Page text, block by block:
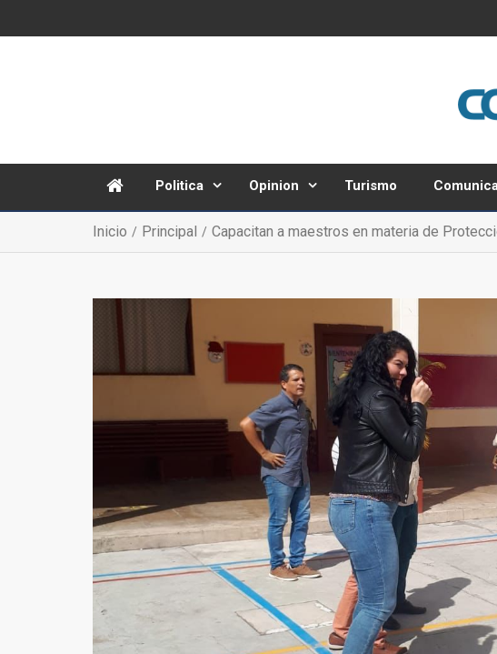
Politica Opinion Turismo
Inicio Principal Capacitan a maestros en materia de